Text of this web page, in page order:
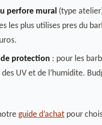
perfore mural (type
les plus utilises pres du
de protection : pour les
UV et de l’humidite.
guide d’achat pour